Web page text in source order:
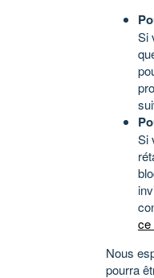
Si
Si
ce
Nous
pourra